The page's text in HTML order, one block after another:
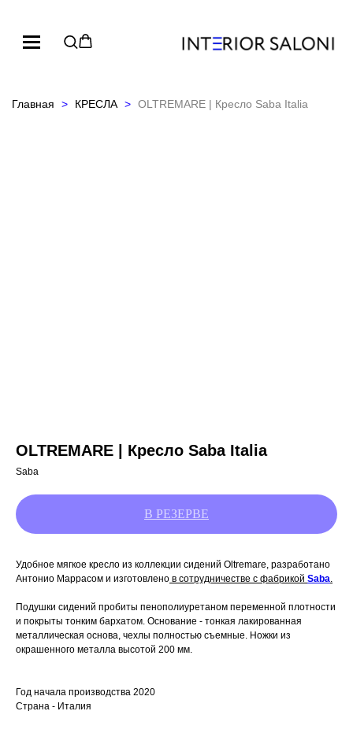
Главная КРЕСЛА OLTREMARE | Кресло Saba Italia
OLTREMARE | Кресло Saba Italia
Saba
Удобное мягкое кресло из коллекции сидений Oltremare, разработано
Антонио Маррасом и изготовлено в сотрудничестве с фабрикой Saba
Подушки сидений пробиты пенополиуретаном переменной плотности
и покрыты тонким бархатом. Основание - тонкая лакированная
металлическая основа, чехлы полностью съемные. Ножки из
окрашенного металла высотой 200 мм.
Год начала производства 2020
Страна - Италия